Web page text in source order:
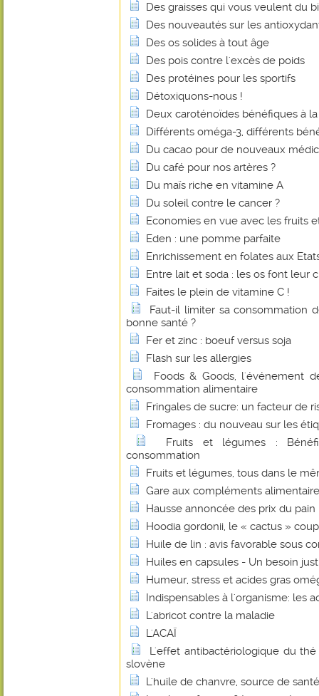
Des graisses qui vous veulent du
Des nouveautés sur les
Des os solides à tout âge
Des pois contre l'excès de poids
Des protéines pour les sportifs
Détoxiquons-nous !
Deux caroténoïdes bénéfiques à
Différents oméga-3, différents
Du cacao pour de nouveaux
Du café pour nos artères ?
Du maïs riche en vitamine A
Du soleil contre le cancer ?
Economies en vue avec les fruits
Eden : une pomme parfaite
Enrichissement en folates aux
Entre lait et soda : les os font leur
Faites le plein de vitamine C !
Faut-il limiter sa consommation
bonne santé ?
Fer et zinc : boeuf versus soja
Flash sur les allergies
Foods & Goods, l'événement
consommation alimentaire
Fringales de sucre: un facteur de
Fromages : du nouveau sur les
Fruits et légumes :
consommation
Fruits et légumes, tous dans le
Gare aux compléments
Hausse annoncée des prix du pain
Hoodia gordonii, le « cactus »
Huile de lin : avis favorable sous
Huiles en capsules - Un besoin
Humeur, stress et acides gras
Indispensables à l'organisme: les
L'abricot contre la maladie
L'ACAÏ
L'effet antibactériologique du
slovène
L'huile de chanvre, source de